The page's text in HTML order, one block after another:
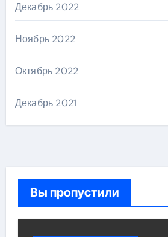
Декабрь 2022
Ноябрь 2022
Октябрь 2022
Декабрь 2021
Вы пропустили